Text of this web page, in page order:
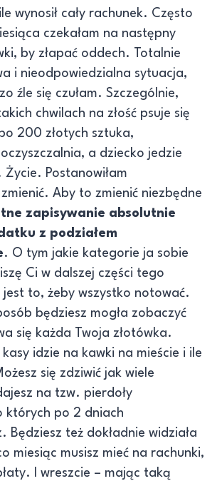
wynosił cały rachunek. Często
czekałam na następny
by złapać oddech. Totalnie
i nieodpowiedzialna sytuacja,
źle się czułam. Szczególnie,
chwilach na złość psuje się
200 złotych sztuka,
a dziecko jedzie
Życie. Postanowiłam
Aby to zmienić niezbędne
zapisywanie absolutnie
z podziałem
. O tym jakie kategorie ja sobie
Ci w dalszej części tego
jest to, żeby wszystko notować.
będziesz mogła zobaczyć
się każda Twoja złotówka.
idzie na kawki na mieście i ile
się zdziwić jak wiele
na tzw. pierdoły
których po 2 dniach
Będziesz też dokładnie widziała
miesiąc musisz mieć na rachunki,
I wreszcie – mając taką